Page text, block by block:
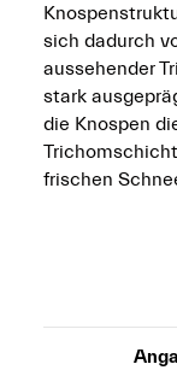
sich dadurch
aussehender
stark
die Knospen
frischen